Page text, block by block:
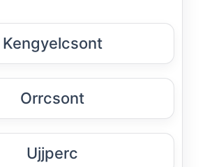
Kengyelcsont
Orrcsont
Ujjperc